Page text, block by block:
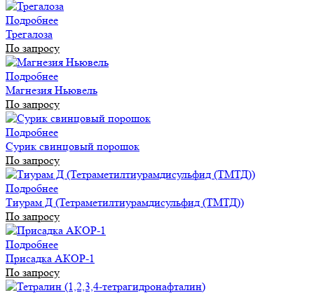
Подробнее
Трегалоза
По запросу
Подробнее
Магнезия Ньювель
По запросу
Подробнее
Сурик свинцовый порошок
По запросу
Подробнее
Тиурам Д (Тетраметилтиурамдисульфид (ТМТД))
По запросу
Подробнее
Присадка АКОР-1
По запросу